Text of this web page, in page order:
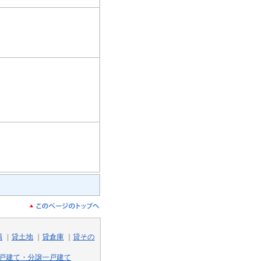
貸土地 貸倉庫
貸その
建て・分譲一戸建て